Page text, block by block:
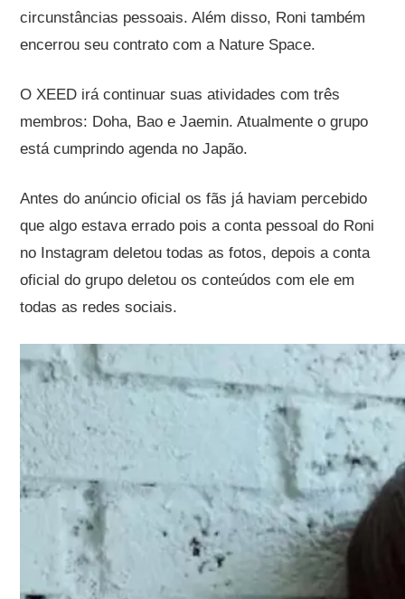
circunstâncias pessoais. Além disso, Roni também
encerrou seu contrato com a Nature Space.
O XEED irá continuar suas atividades com três
membros: Doha, Bao e Jaemin. Atualmente o grupo
está cumprindo agenda no Japão.
Antes do anúncio oficial os fãs já haviam percebido
que algo estava errado pois a conta pessoal do Roni
no Instagram deletou todas as fotos, depois a conta
oficial do grupo deletou os conteúdos com ele em
todas as redes sociais.